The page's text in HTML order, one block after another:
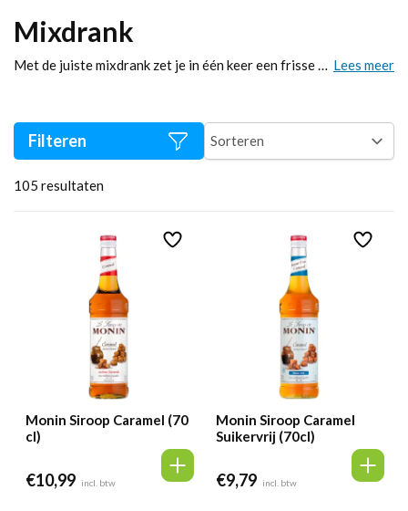
Mixdrank
Met de juiste mixdrank zet je in één keer een frisse basis neer voor elk moment. Kies snel jouw smaak, vul je voorraad aan en maak in minuten een longdrink, mocktail of glas fris dat altijd goed valt. Pak jouw favoriet, gooi flessen of blikjes in je mandje en rond af: wij leveren snel en stevig verpakt. Bestel vandaag en proef het gemak. Lees meer
105 resultaten
Filteren
Monin Siroop Caramel (70
cl)
€10,99 incl. btw
Monin Siroop Caramel
Suikervrij (70cl)
€9,79 incl. btw